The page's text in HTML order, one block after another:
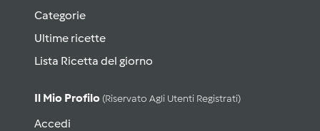
Categorie
Ultime ricette
Lista Ricetta del giorno
Il Mio Profilo (riservato Agli Utenti Registrati)
Accedi